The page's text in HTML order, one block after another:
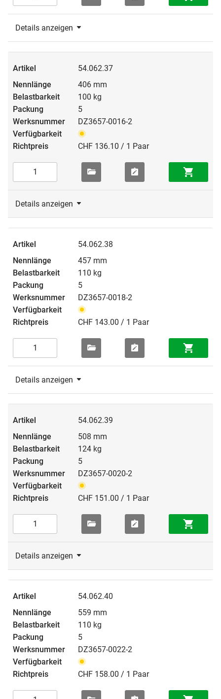
Details anzeigen
54.062.37
406 mm
100 kg
5
DZ3657-0016-2
CHF 136.10 / 1 Paar
Details anzeigen
54.062.38
457 mm
110 kg
5
DZ3657-0018-2
CHF 143.00 / 1 Paar
Details anzeigen
54.062.39
508 mm
124 kg
5
DZ3657-0020-2
CHF 151.00 / 1 Paar
Details anzeigen
54.062.40
559 mm
110 kg
5
DZ3657-0022-2
CHF 158.00 / 1 Paar